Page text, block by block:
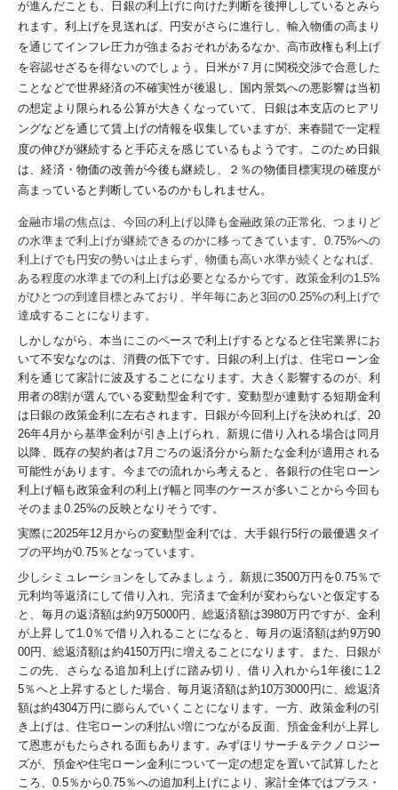
が進んだことも、日銀の利上げに向けた判断を後押ししているとみら
れます。 利上げを見送れば、円安がさらに進行し、輸入物価の高まり
を通じてインフレ圧力が強まるおそれがあるなか、高市政権も利上げ
を容認せざるを得ないのでしょう。
日米が７月に関税交渉で合意した
ことなどで世界経済の不確実性が後退し、国内景気への悪影響は当初
の想定より限られる公算が大きくなっていて、日銀は本支店のヒアリ
ングなどを通じて賃上げの情報を収集していますが、来春闘で一定程
度の伸びが継続すると手応えを感じているもようです。このため日銀
は、経済・物価の改善が今後も継続し、２％の物価目標実現の確度が
高まっていると判断しているのかもしれません。
金融市場の焦点は、今回の利上げ以降も金融政策の正常化、つまりど
の水準まで利上げが継続できるのかに移ってきています。 0.75%への
利上げでも円安の勢いは止まらず、物価も高い水準が続くとなれば、
ある程度の水準までの利上げは必要となるからです。 政策金利の1.5%
がひとつの到達目標とみており、半年毎にあと3回の0.25%の利上げで
達成することになります。
しかしながら、本当にこのペースで利上げするとなると住宅業界にお
いて不安ななのは、消費の低下です。日銀の利上げは、住宅ローン金
利を通じて家計に波及することになります。大きく影響するのが、利
用者の8割が選んでいる変動型金利です。変動型が連動する短期金利
は日銀の政策金利に左右されます。日銀が今回利上げを決めれば、20
26年4月から基準金利が引き上げられ、新規に借り入れる場合は同月
以降、既存の契約者は7月ごろの返済分から新たな金利が適用される
可能性があります。今までの流れから考えると、各銀行の住宅ローン
利上げ幅も政策金利の利上げ幅と同率のケースが多いことから今回も
そのまま0.25%の反映となりそうです。
実際に2025年12月からの変動型金利では、大手銀行5行の最優遇タイ
プの平均が0.75％となっています。
少しシミュレーションをしてみましょう。新規に3500万円を0.75％で
元利均等返済にして借り入れ、完済まで金利が変わらないと仮定する
と、毎月の返済額は約9万5000円、総返済額は3980万円ですが、金利
が上昇して1.0％で借り入れることになると、毎月の返済額は約9万90
00円、総返済額は約4150万円に増えることになります。また、日銀が
この先、さらなる追加利上げに踏み切り、借り入れから1年後に1.2
5％へと上昇するとした場合、毎月返済額は約10万3000円に、総返済
額は約4304万円に膨らんでいくことになります。一方、政策金利の引
き上げは、住宅ローンの利払い増につながる反面、預金金利が上昇し
て恩恵がもたらされる面もあります。みずほリサーチ＆テクノロジー
ズが、預金や住宅ローン金利について一定の想定を置いて試算したと
ころ、0.5％から0.75％への追加利上げにより、家計全体ではプラス・